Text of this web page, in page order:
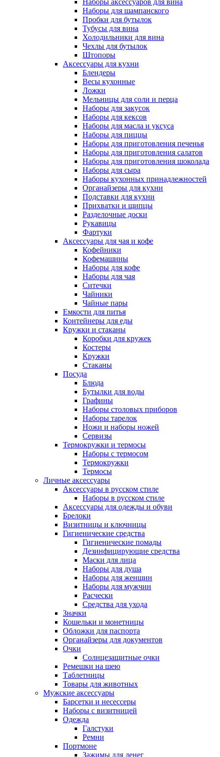
Наборы аксессуаров для вина
Наборы для шампанского
Пробки для бутылок
Тубусы для вина
Холодильники для вина
Чехлы для бутылок
Штопоры
Аксессуары для кухни
Блендеры
Весы кухонные
Ложки
Мельницы для соли и перца
Наборы для закусок
Наборы для кексов
Наборы для масла и уксуса
Наборы для пиццы
Наборы для приготовления печенья
Наборы для приготовления салатов
Наборы для приготовления шоколада
Наборы для сыра
Наборы кухонных принадлежностей
Органайзеры для кухни
Подставки для кухни
Прихватки и щипцы
Разделочные доски
Рукавицы
Фартуки
Аксессуары для чая и кофе
Кофейники
Кофемашины
Наборы для кофе
Наборы для чая
Ситечки
Чайники
Чайные пары
Емкости для питья
Контейнеры для еды
Кружки и стаканы
Коробки для кружек
Костеры
Кружки
Стаканы
Посуда
Блюда
Бутылки для воды
Графины
Наборы столовых приборов
Наборы тарелок
Ножи и наборы ножей
Сервизы
Термокружки и термосы
Наборы с термосом
Термокружки
Термосы
Личные аксессуары
Аксессуары в русском стиле
Наборы в русском стиле
Аксессуары для одежды и обуви
Брелоки
Визитницы и ключницы
Гигиенические средства
Гигиенические помады
Дезинфицирующие средства
Маски для лица
Наборы для душа
Наборы для женщин
Наборы для мужчин
Расчески
Средства для ухода
Значки
Кошельки и монетницы
Обложки для паспорта
Органайзеры для документов
Очки
Солнцезащитные очки
Ремешки на шею
Таблетницы
Товары для животных
Мужские аксессуары
Барсетки и несессеры
Наборы с визитницей
Одежда
Галстуки
Ремни
Портмоне
Зажимы для денег